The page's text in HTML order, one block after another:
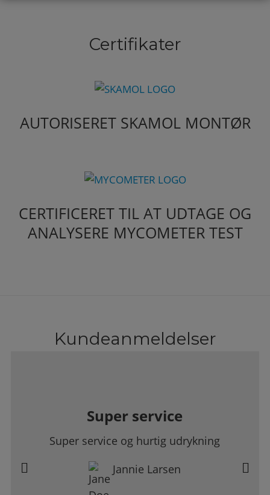
Certifikater
AUTORISERET SKAMOL MONTØR
CERTIFICERET TIL AT UDTAGE OG
ANALYSERE MYCOMETER TEST
Kundeanmeldelser
Super service
Super service og hurtig udrykning
Jannie Larsen